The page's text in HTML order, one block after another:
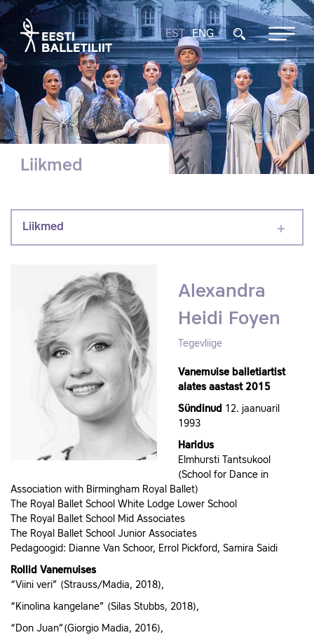
EST ENG
Liikmed
Liikmed
Alexandra
Heidi Foyen
Tegevliige
Vanemuise balletiartist
alates aastast 2015
Sündinud 12. jaanuaril
1993
Haridus
Elmhursti Tantsukool
(School for Dance in
Association with Birmingham Royal Ballet)
The Royal Ballet School White Lodge Lower School
The Royal Ballet School Mid Associates
The Royal Ballet School Junior Associates
Pedagoogid: Dianne Van Schoor, Errol Pickford, Samira Saidi
Rollid Vanemuises
“Viini veri” (Strauss/Madia, 2018),
“Kinolina kangelane” (Silas Stubbs, 2018),
“Don Juan”(Giorgio Madia, 2016),